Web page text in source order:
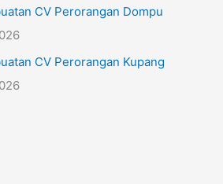
CV Perorangan Dompu
CV Perorangan Kupang